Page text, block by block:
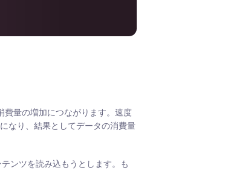
費量の増加につながります。速度
なり、結果としてデータの消費量
ンツを読み込もうとします。も